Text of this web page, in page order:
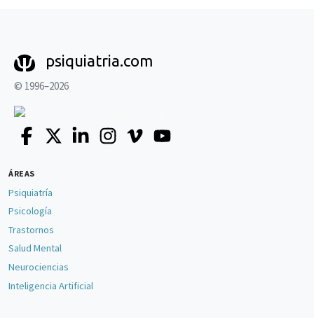
psiquiatria.com
© 1996–2026
ÁREAS
Psiquiatría
Psicología
Trastornos
Salud Mental
Neurociencias
Inteligencia Artificial